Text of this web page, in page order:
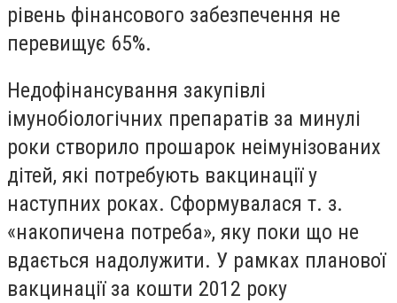
рівень фінансового забезпечення не
перевищує 65%.
Недофінансування закупівлі
імунобіологічних препаратів за минулі
роки створило прошарок неімунізованих
дітей, які потребують вакцинації у
наступних роках. Сформувалася т. з.
«накопичена потреба», яку поки що не
вдається надолужити. У рамках планової
вакцинації за кошти 2012 року